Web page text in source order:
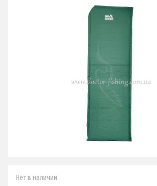
Нет в наличии